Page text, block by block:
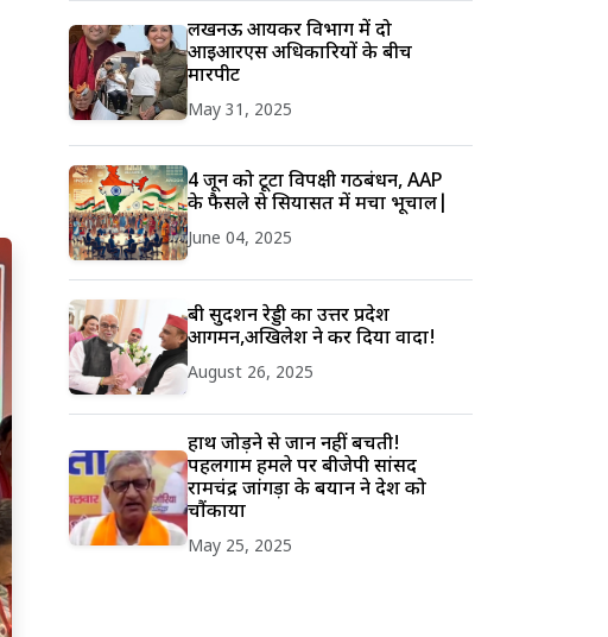
लखनऊ आयकर विभाग में दो
आईआरएस अधिकारियों के बीच
मारपीट
May 31, 2025
4 जून को टूटा विपक्षी गठबंधन, AAP
के फैसले से सियासत में मचा भूचाल|
June 04, 2025
बी सुदर्शन रेड्डी का उत्तर प्रदेश
आगमन,अखिलेश ने कर दिया वादा!
August 26, 2025
हाथ जोड़ने से जान नहीं बचती!
पहलगाम हमले पर बीजेपी सांसद
रामचंद्र जांगड़ा के बयान ने देश को
चौंकाया
May 25, 2025